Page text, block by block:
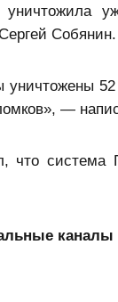
Собянин.
52
—
система
каналы